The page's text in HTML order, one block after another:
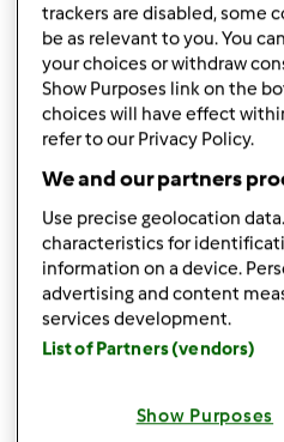
http://przepisownia.pl/
owoc/444516
http://przepisownia.pl/
ze-sk%C3%B3rk%C4%85-
http://przepisownia.pl/
owocowy/445033
http://przepisownia.pl/
cytryna/444822
http://przepisownia.pl/
http://przepisownia.pl/
trackers are disabled, some
be as relevant to you. You
your choices or withdraw
Show Purposes link on the
choices will have effect
refer to our Privacy Policy.
We and our partners
Use precise geolocation
characteristics for
information on a device.
advertising and content
services development.
List of Partners (vendors)
Show Purposes